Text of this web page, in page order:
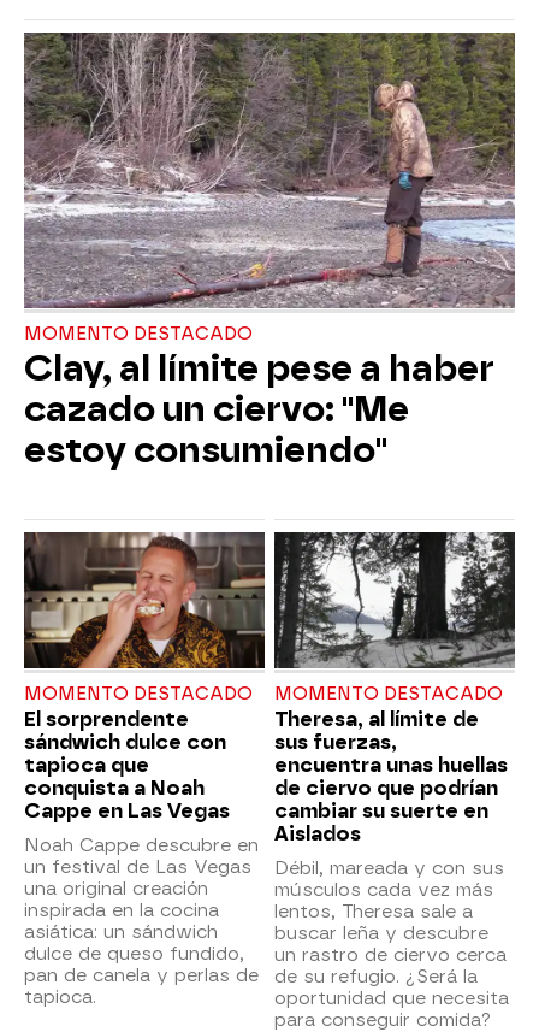
MOMENTO DESTACADO
Clay, al límite pese a haber
cazado un ciervo: "Me
estoy consumiendo"
MOMENTO DESTACADO
El sorprendente
sándwich dulce con
tapioca que
conquista a Noah
Cappe en Las Vegas
Noah Cappe descubre en
un festival de Las Vegas
una original creación
inspirada en la cocina
asiática: un sándwich
dulce de queso fundido,
pan de canela y perlas de
tapioca.
MOMENTO DESTACADO
Theresa, al límite de
sus fuerzas,
encuentra unas huellas
de ciervo que podrían
cambiar su suerte en
Aislados
Débil, mareada y con sus
músculos cada vez más
lentos, Theresa sale a
buscar leña y descubre
un rastro de ciervo cerca
de su refugio. ¿Será la
oportunidad que necesita
para conseguir comida?